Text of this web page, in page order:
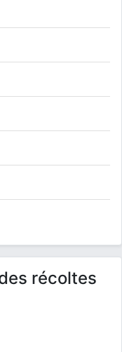
récoltes